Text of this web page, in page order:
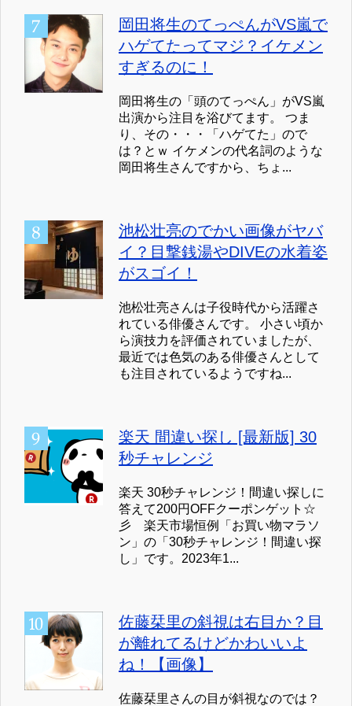
岡田将生のてっぺんがVS嵐で
ハゲてたってマジ？イケメン
すぎるのに！
岡田将生の「頭のてっぺん」がVS嵐
出演から注目を浴びてます。 つま
り、その・・・「ハゲてた」ので
は？とｗ イケメンの代名詞のような
岡田将生さんですから、ちょ...
池松壮亮のでかい画像がヤバ
イ？目撃銭湯やDIVEの水着姿
がスゴイ！
池松壮亮さんは子役時代から活躍さ
れている俳優さんです。 小さい頃か
ら演技力を評価されていましたが、
最近では色気のある俳優さんとして
も注目されているようですね...
楽天 間違い探し [最新版] 30
秒チャレンジ
楽天 30秒チャレンジ！間違い探しに
答えて200円OFFクーポンゲット☆
彡 楽天市場恒例「お買い物マラソ
ン」の「30秒チャレンジ！間違い探
し」です。2023年1...
佐藤栞里の斜視は右目か？目
が離れてるけどかわいいよ
ね！【画像】
佐藤栞里さんの目が斜視なのでは？